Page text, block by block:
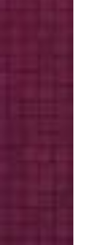
الاجراءات